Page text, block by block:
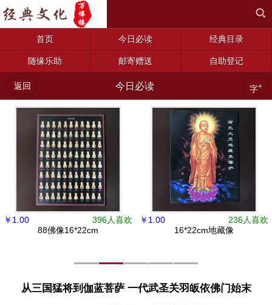
首页 今日必读 经典目录
随缘乐助 邮寄赠送 自助登记
返回 今日必读 字+
396人喜欢
￥ 1.00
88佛像16*22cm
236人喜欢
￥ 1.00
16*22cm地藏像
从三国猛将到伽蓝菩萨 一代武圣关羽皈依佛门始末